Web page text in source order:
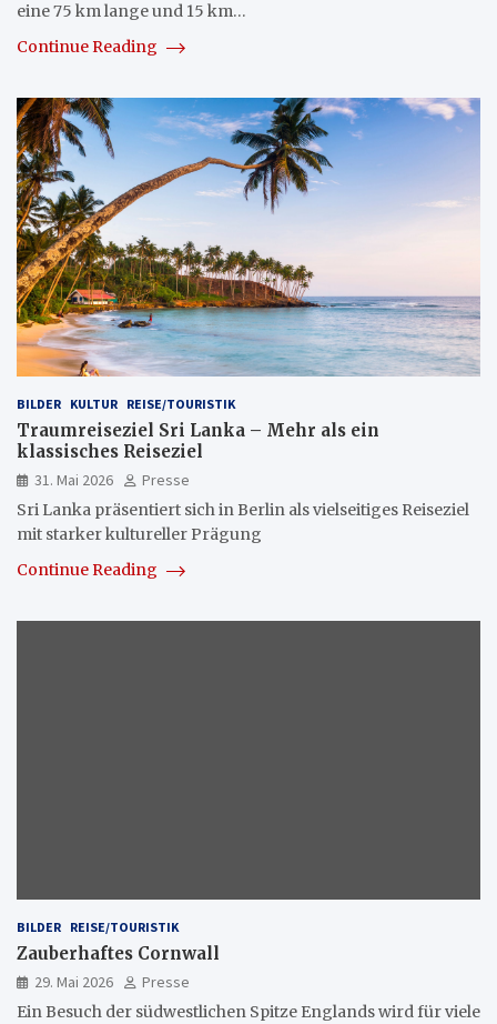
eine 75 km lange und 15 km…
Continue Reading
BILDER KULTUR REISE/TOURISTIK
Traumreiseziel Sri Lanka – Mehr als ein
klassisches Reiseziel
31. Mai 2026
Presse
Sri Lanka präsentiert sich in Berlin als vielseitiges Reiseziel
mit starker kultureller Prägung
Continue Reading
BILDER REISE/TOURISTIK
Zauberhaftes Cornwall
29. Mai 2026
Presse
Ein Besuch der südwestlichen Spitze Englands wird für viele